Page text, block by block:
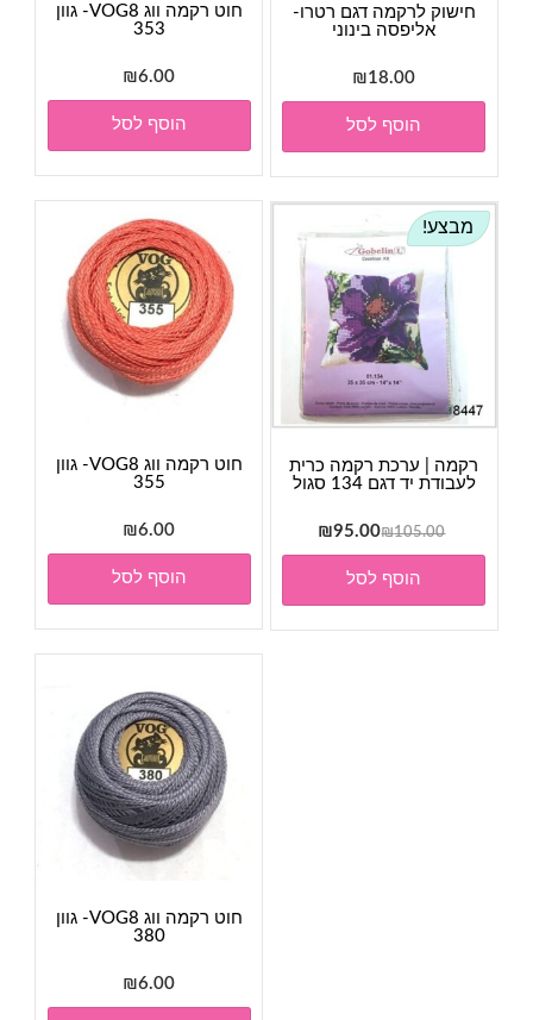
חוט רקמה ווג VOG8- גוון
353
₪6.00
הוסף לסל
חישוק לרקמה דגם רטרו-
אליפסה בינוני
₪18.00
הוסף לסל
חוט רקמה ווג VOG8- גוון
355
₪6.00
הוסף לסל
מבצע!
רקמה | ערכת רקמה כרית
לעבודת יד דגם 134 סגול
₪105.00
המחיר
המקורי
היה:
₪105.00.
₪95.00
המחיר
הנוכחי
₪95.00.
הוסף לסל
חוט רקמה ווג VOG8- גוון
380
₪6.00